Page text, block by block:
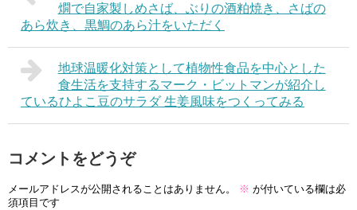
燗で自家製しめさば、ぶりの酒粕焼き、さばの
あら炊き、黒鯛のあら汁をいただく
地球温暖化対策として植物性食品を中心とした
食生活を支持するマーク・ビットマンが紹介し
ているひよこ豆のサラダ 生姜風味をつくってみる
コメントをどうぞ
メールアドレスが公開されることはありません。 ※ が付いている欄は必
須項目です